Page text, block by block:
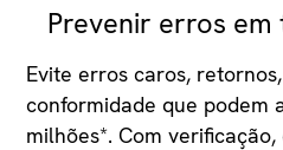
Prevenir erros
Evite erros caros,
conformidade que podem
milhões*. Com